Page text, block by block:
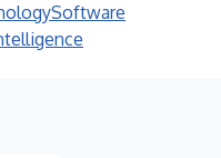
Software